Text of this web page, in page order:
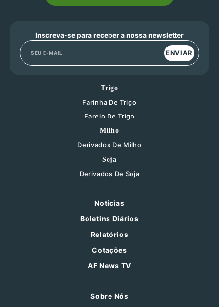
Inscreva-se para receber a nossa newsletter
ENVIAR
Trigo
Farinha De Trigo
Farelo De Trigo
Milho
Derivados De Milho
Soja
Derivados De Soja
Notícias
Boletins Diários
Relatórios
Cotações
AF News TV
Sobre Nós